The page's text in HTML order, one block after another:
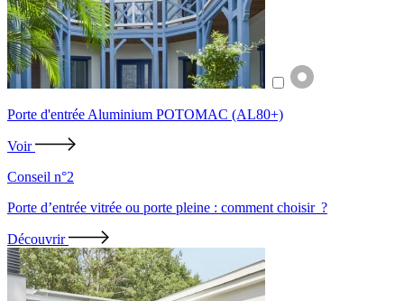
Porte d'entrée Aluminium POTOMAC (AL80+)
Voir
Conseil n°2
Porte d’entrée vitrée ou porte pleine : comment choisir ?
Découvrir